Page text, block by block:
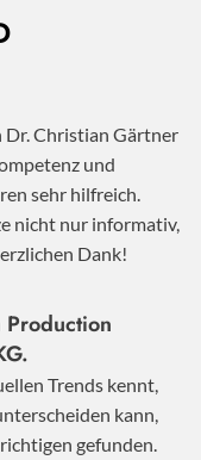
Dr. Christian Gärtner
und
sehr hilfreich.
nicht nur informativ,
Dank!
Trends kennt,
kann,
gefunden.